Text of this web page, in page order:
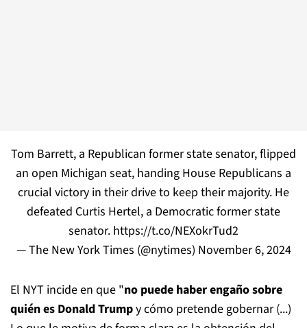
Tom Barrett, a Republican former state senator, flipped
an open Michigan seat, handing House Republicans a
crucial victory in their drive to keep their majority. He
defeated Curtis Hertel, a Democratic former state
senator. https://t.co/NEXokrTud2
— The New York Times (@nytimes) November 6, 2024
El NYT incide en que "no puede haber engaño sobre
quién es Donald Trumpy cómo pretende gobernar (...)